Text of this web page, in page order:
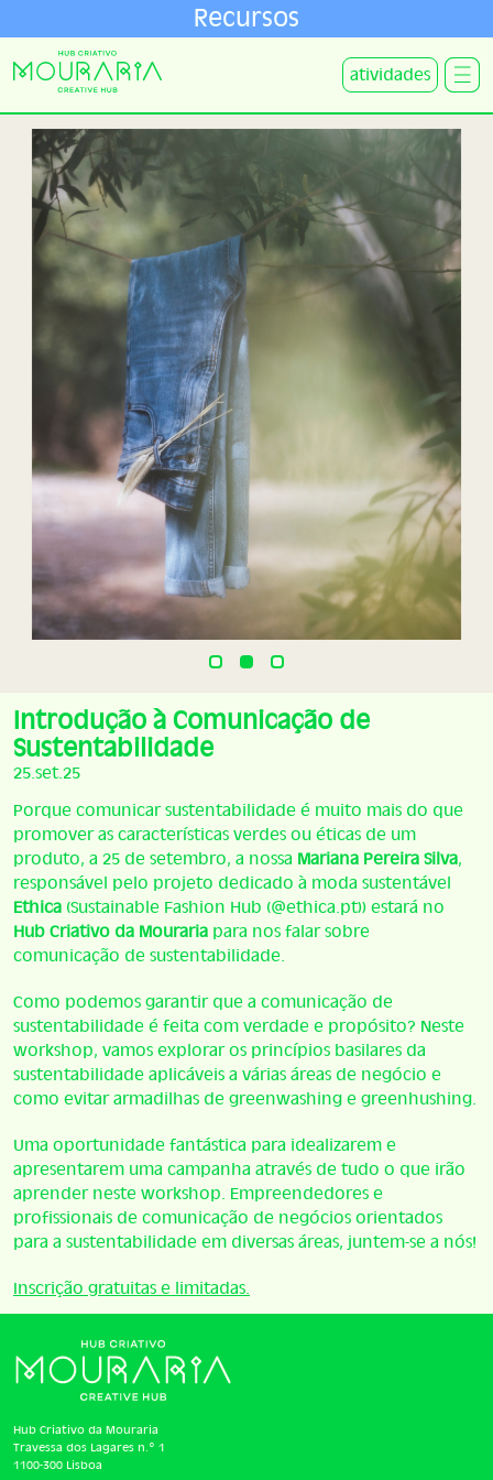
Recursos
atividades
Introdução à Comunicação de
Sustentabilidade
25.set.25
Porque comunicar sustentabilidade é muito mais do que
promover as características verdes ou éticas de um
produto, a 25 de setembro, a nossa Mariana Pereira Silva,
responsável pelo projeto dedicado à moda sustentável
Ethica (Sustainable Fashion Hub (@ethica.pt)) estará no
Hub Criativo da Mouraria para nos falar sobre
comunicação de sustentabilidade.
Como podemos garantir que a comunicação de
sustentabilidade é feita com verdade e propósito? Neste
workshop, vamos explorar os princípios basilares da
sustentabilidade aplicáveis a várias áreas de negócio e
como evitar armadilhas de greenwashing e greenhushing.
Uma oportunidade fantástica para idealizarem e
apresentarem uma campanha através de tudo o que irão
aprender neste workshop. Empreendedores e
profissionais de comunicação de negócios orientados
para a sustentabilidade em diversas áreas, juntem-se a nós!
Inscrição gratuitas e limitadas.
Hub Criativo da Mouraria
Travessa dos Lagares n.º 1
1100-300 Lisboa